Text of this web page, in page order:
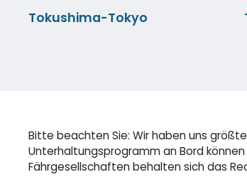
Tokushima-Tokyo
Bitte beachten Sie: Wir haben uns
Unterhaltungsprogramm an Bord
Fährgesellschaften behalten sich das